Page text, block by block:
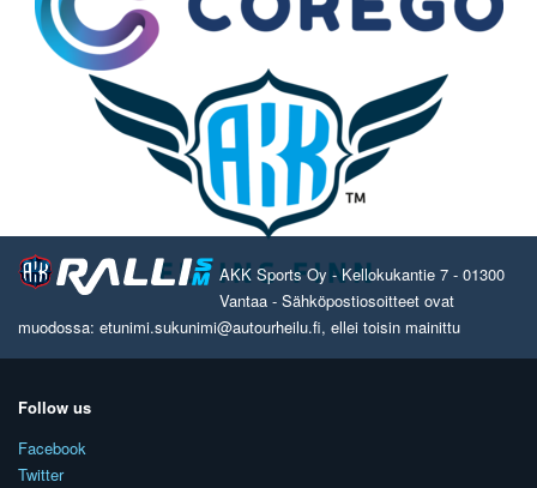
AKK Sports Oy - Kellokukantie 7 - 01300
Vantaa - Sähköpostiosoitteet ovat
muodossa: etunimi.sukunimi@autourheilu.fi, ellei toisin mainittu
Follow us
Facebook
Twitter